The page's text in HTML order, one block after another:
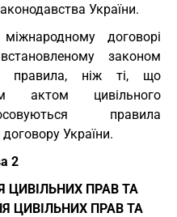
України.
договорі
законом
правила, ніж ті, що
актом цивільного
правила
України.
2
ЦИВІЛЬНИХ ПРАВ ТА
ЦИВІЛЬНИХ ПРАВ ТА